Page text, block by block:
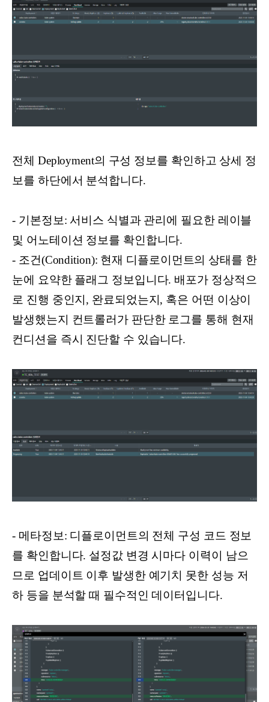
전체 Deployment의 구성 정보를 확인하고 상세 정
보를 하단에서 분석합니다.
- 기본정보: 서비스 식별과 관리에 필요한 레이블
및 어노테이션 정보를 확인합니다.
- 조건(Condition): 현재 디플로이먼트의 상태를 한
눈에 요약한 플래그 정보입니다. 배포가 정상적으
로 진행 중인지, 완료되었는지, 혹은 어떤 이상이
발생했는지 컨트롤러가 판단한 로그를 통해 현재
컨디션을 즉시 진단할 수 있습니다.
- 메타정보: 디플로이먼트의 전체 구성 코드 정보
를 확인합니다. 설정값 변경 시마다 이력이 남으
므로 업데이트 이후 발생한 예기치 못한 성능 저
하 등을 분석할 때 필수적인 데이터입니다.